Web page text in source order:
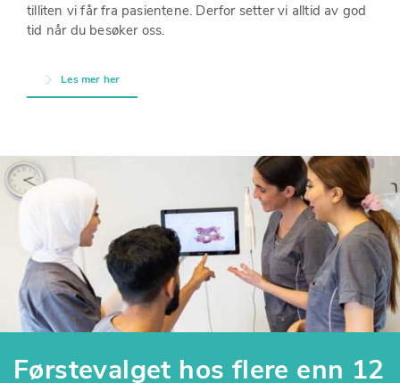
tilliten vi får fra pasientene. Derfor setter vi alltid av god
tid når du besøker oss.
Les mer her
Førstevalget hos flere enn 12